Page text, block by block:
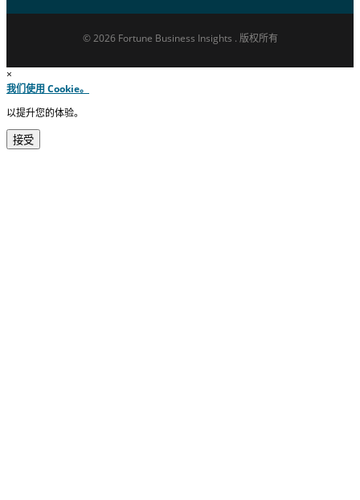
© 2026 Fortune Business Insights . 版权所有
×
我们使用 Cookie。
以提升您的体验。
接受